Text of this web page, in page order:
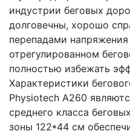
индустрии беговых
долговечны, хорошо
перепадами
отрегулированном
полностью избежать
Характеристики
Physiotech A260
среднего класса
зоны 122*44 см